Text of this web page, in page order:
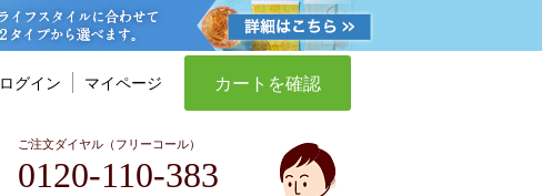
ログイン マイページ カートを確認
ご注文ダイヤル（フリーコール）
0120-110-383